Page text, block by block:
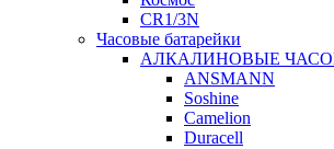
CR1/3N
Часовые батарейки
АЛКАЛИНОВЫЕ
ANSMANN
Soshine
Camelion
Duracell